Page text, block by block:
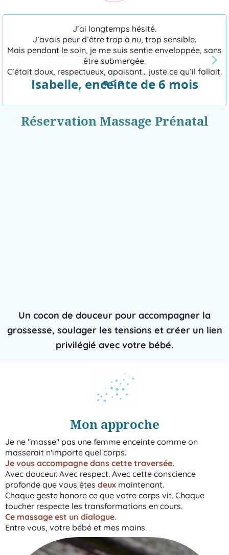
J’ai longtemps hésité.
J’avais peur d’être trop à nu, trop sensible.
Mais pendant le soin, je me suis sentie enveloppée, sans
être submergée.
C’était doux, respectueux, apaisant... juste ce qu’il fallait.
Isabelle, enceinte de 6 mois
Réservation Massage Prénatal
Un cocon de douceur pour accompagner la
grossesse, soulager les tensions et créer un lien
privilégié avec votre bébé.
Mon approche
Je ne "masse" pas une femme enceinte comme on
masserait n'importe quel corps.
Je vous accompagne dans cette traversée.
Avec douceur. Avec respect. Avec cette conscience
profonde que vous êtes deux maintenant.
Chaque geste honore ce que votre corps vit. Chaque
toucher respecte les transformations en cours.
Ce massage est un dialogue.
Entre vous, votre bébé et mes mains.